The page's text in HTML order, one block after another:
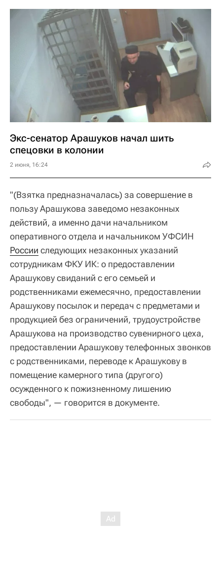
Экс-сенатор Арашуков начал шить
спецовки в колонии
2 июня, 16:24
"(Взятка предназначалась) за совершение в
пользу Арашукова заведомо незаконных
действий, а именно дачи начальником
оперативного отдела и начальником УФСИН
России следующих незаконных указаний
сотрудникам ФКУ ИК: о предоставлении
Арашукову свиданий с его семьей и
родственниками ежемесячно, предоставлении
Арашукову посылок и передач с предметами и
продукцией без ограничений, трудоустройстве
Арашукова на производство сувенирного цеха,
предоставлении Арашукову телефонных звонков
с родственниками, переводе к Арашукову в
помещение камерного типа (другого)
осужденного к пожизненному лишению
свободы", — говорится в документе.